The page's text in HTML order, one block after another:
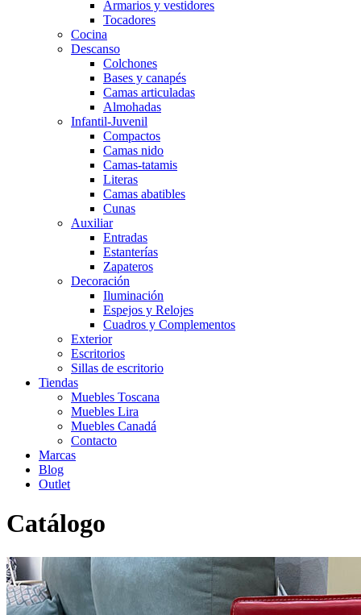
Armarios y vestidores
Tocadores
Cocina
Descanso
Colchones
Bases y canapés
Camas articuladas
Almohadas
Infantil-Juvenil
Compactos
Camas nido
Camas-tatamis
Literas
Camas abatibles
Cunas
Auxiliar
Entradas
Estanterías
Zapateros
Decoración
Iluminación
Espejos y Relojes
Cuadros y Complementos
Exterior
Escritorios
Sillas de escritorio
Tiendas
Muebles Toscana
Muebles Lira
Muebles Canadá
Contacto
Marcas
Blog
Outlet
Catálogo
Inicio > Catálogo > Outlet >Outlet Sillas de escritorio>Silla de
escritorio Volada Roja